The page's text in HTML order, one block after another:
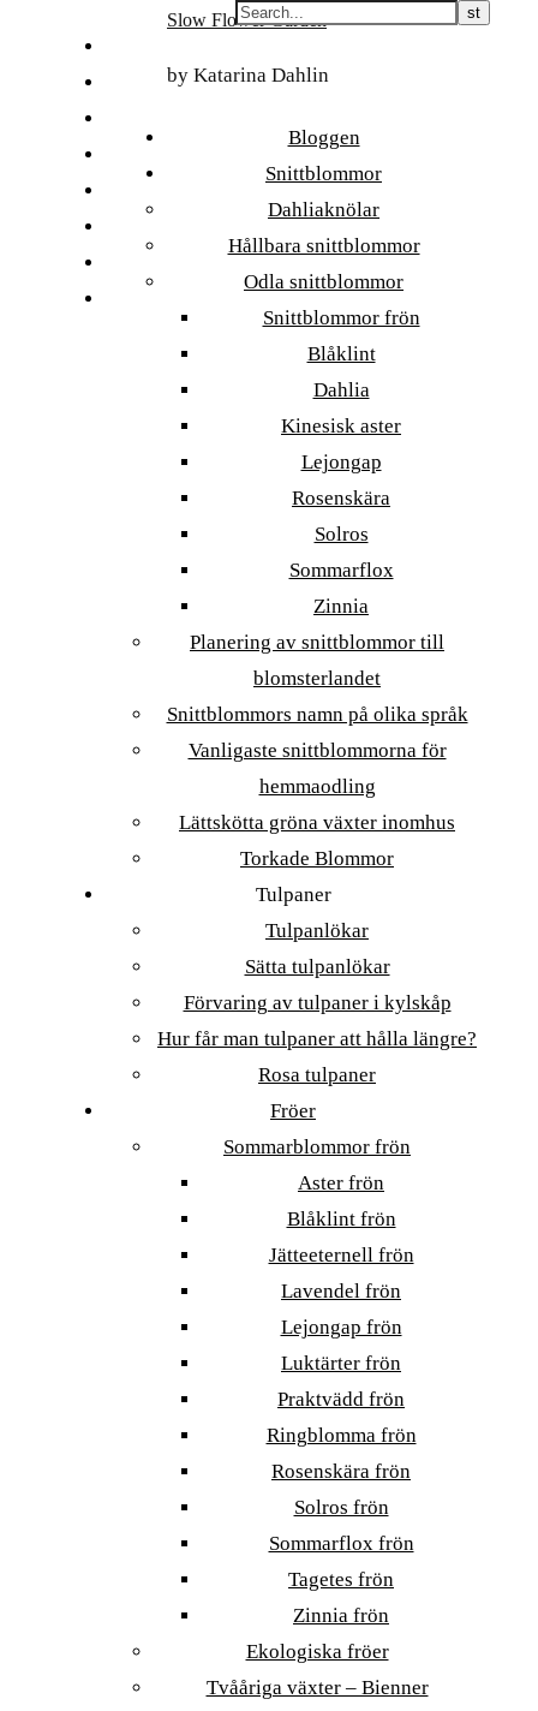
Slow Flower Garden
by Katarina Dahlin
Bloggen
Snittblommor
Dahliaknölar
Hållbara snittblommor
Odla snittblommor
Snittblommor frön
Blåklint
Dahlia
Kinesisk aster
Lejongap
Rosenskära
Solros
Sommarflox
Zinnia
Planering av snittblommor till
blomsterlandet
Snittblommors namn på olika språk
Vanligaste snittblommorna för
hemmaodling
Lättskötta gröna växter inomhus
Torkade Blommor
Tulpaner
Tulpanlökar
Sätta tulpanlökar
Förvaring av tulpaner i kylskåp
Hur får man tulpaner att hålla längre?
Rosa tulpaner
Fröer
Sommarblommor frön
Aster frön
Blåklint frön
Jätteeternell frön
Lavendel frön
Lejongap frön
Luktärter frön
Praktvädd frön
Ringblomma frön
Rosenskära frön
Solros frön
Sommarflox frön
Tagetes frön
Zinnia frön
Ekologiska fröer
Tvååriga växter – Bienner